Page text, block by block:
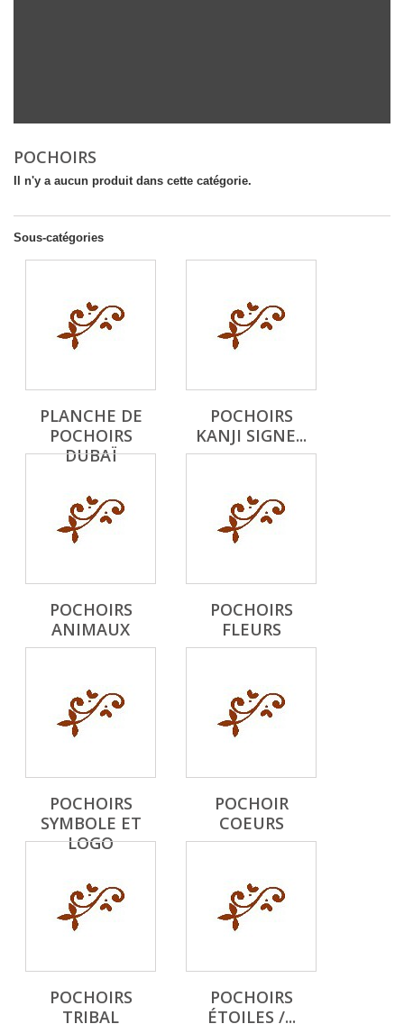
POCHOIRS
Il n'y a aucun produit dans cette catégorie.
Sous-catégories
PLANCHE DE
POCHOIRS
DUBAÏ
POCHOIRS
KANJI SIGNE...
POCHOIRS
ANIMAUX
POCHOIRS
FLEURS
POCHOIRS
SYMBOLE ET
LOGO
POCHOIR
COEURS
POCHOIRS
TRIBAL
POCHOIRS
ÉTOILES /...